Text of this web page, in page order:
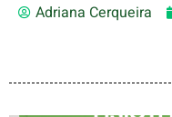
Adriana Cerqueira